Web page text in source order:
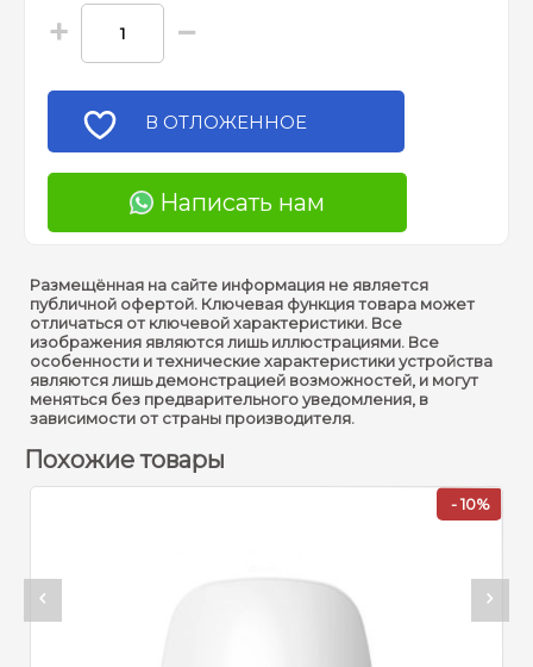
+ −
В ОТЛОЖЕННОЕ
Написать нам
Размещённая на сайте информация не является
публичной офертой. Ключевая функция товара может
отличаться от ключевой характеристики. Все
изображения являются лишь иллюстрациями. Все
особенности и технические характеристики устройства
являются лишь демонстрацией возможностей, и могут
меняться без предварительного уведомления, в
зависимости от страны производителя.
Похожие товары
- 10%